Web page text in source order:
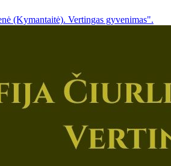
(Kymantaitė). Vertingas gyvenimas".